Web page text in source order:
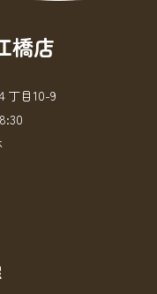
橋店
丁目10-9